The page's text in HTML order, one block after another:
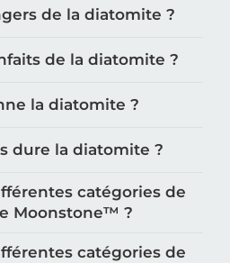
de la diatomite ?
de la diatomite ?
la diatomite ?
dure la diatomite ?
catégories de
Moonstone™️ ?
catégories de